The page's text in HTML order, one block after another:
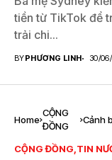
tiền từ TikTok để
trải chi...
BYPHƯƠNG LINH 30/
Home
CỘNG
ĐỒNG
Cảnh
CỘNG ĐỒNG TIN